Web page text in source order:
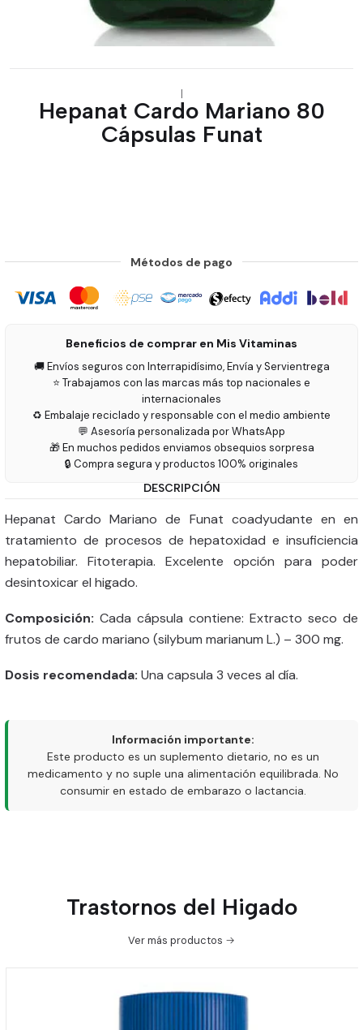
|
Hepanat Cardo Mariano 80
Cápsulas Funat
Métodos de pago
Beneficios de comprar en Mis Vitaminas
🚚 Envíos seguros con Interrapidísimo, Envía y Servientrega
⭐ Trabajamos con las marcas más top nacionales e
internacionales
♻️ Embalaje reciclado y responsable con el medio ambiente
💬 Asesoría personalizada por WhatsApp
🎁 En muchos pedidos enviamos obsequios sorpresa
🔒 Compra segura y productos 100% originales
DESCRIPCIÓN
Hepanat Cardo Mariano de Funat coadyudante en en
tratamiento de procesos de hepatoxidad e insuficiencia
hepatobiliar. Fitoterapia. Excelente opción para poder
desintoxicar el higado.
Composición: Cada cápsula contiene: Extracto seco de
frutos de cardo mariano (silybum marianum L.) – 300 mg.
Dosis recomendada: Una capsula 3 veces al día.
Información importante:
Este producto es un suplemento dietario, no es un
medicamento y no suple una alimentación equilibrada. No
consumir en estado de embarazo o lactancia.
Trastornos del Higado
Ver más productos